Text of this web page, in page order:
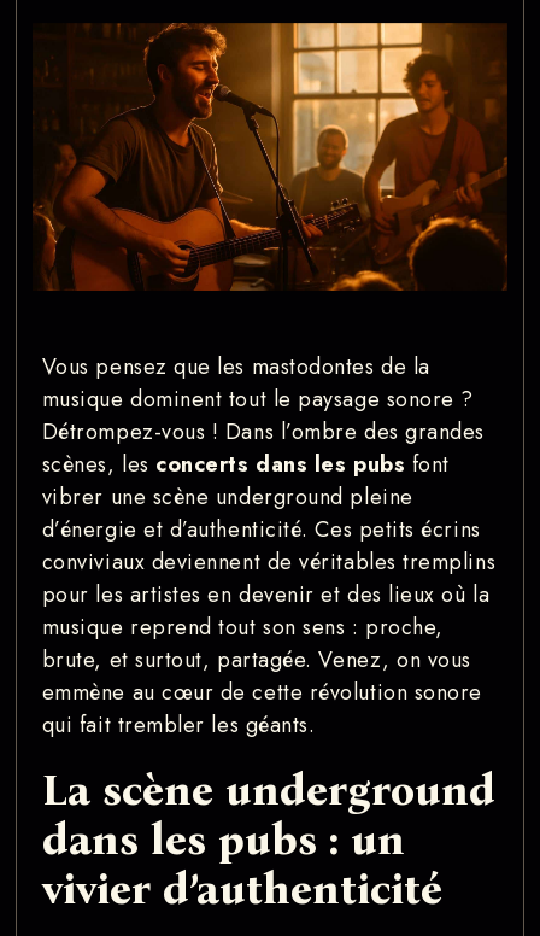
Vous pensez que les mastodontes de la
musique dominent tout le paysage sonore ?
Détrompez-vous ! Dans l’ombre des grandes
scènes, les concerts dans les pubs font
vibrer une scène underground pleine
d’énergie et d’authenticité. Ces petits écrins
conviviaux deviennent de véritables tremplins
pour les artistes en devenir et des lieux où la
musique reprend tout son sens : proche,
brute, et surtout, partagée. Venez, on vous
emmène au cœur de cette révolution sonore
qui fait trembler les géants.
La scène underground
dans les pubs : un
vivier d’authenticité